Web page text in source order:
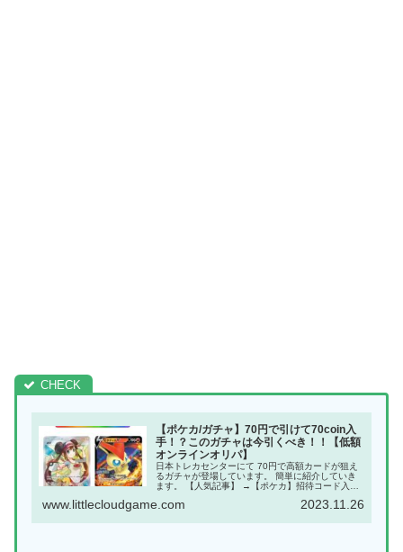
【ポケカ/ガチャ】70円で引けて70coin入
手！？このガチャは今引くべき！！【低額
オンラインオリパ】
日本トレカセンターにて 70円で高額カードが狙え
るガチャが登場しています。 簡単に紹介していき
ます。 【人気記事】 →【ポケカ】招待コード入力
よう。 【人気記事】 →【ポケカ】オリパのおすす
www.littlecloudgame.com 2023.11.26